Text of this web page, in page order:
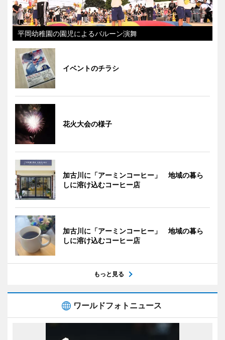
平岡幼稚園の園児によるバルーン演舞
イベントのチラシ
花火大会の様子
加古川に「アーミンコーヒー」 地域の暮ら
しに溶け込むコーヒー店
加古川に「アーミンコーヒー」 地域の暮ら
しに溶け込むコーヒー店
もっと見る
ワールドフォトニュース